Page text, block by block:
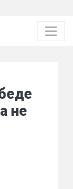
не